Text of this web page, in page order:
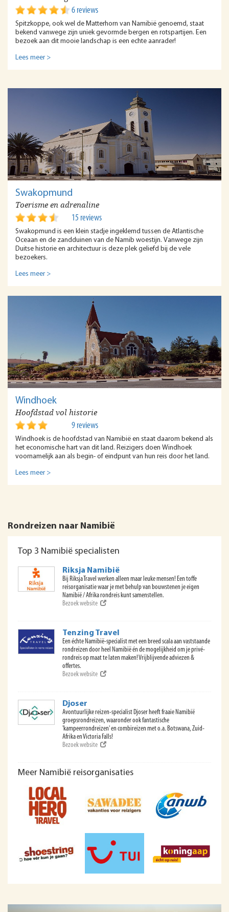
6 reviews
Spitzkoppe, ook wel de Matterhorn van Namibië genoemd, staat
bekend vanwege zijn uniek gevormde bergen en rotspartijen. Een
bezoek aan dit mooie landschap is een echte aanrader!
Lees meer >
Swakopmund
Toerisme en adrenaline
15 reviews
Swakopmund is een klein stadje ingeklemd tussen de Atlantische
Oceaan en de zandduinen van de Namib woestijn. Vanwege zijn
Duitse historie en architectuur is deze plek geliefd bij de vele
bezoekers.
Lees meer >
Windhoek
Hoofdstad vol historie
9 reviews
Windhoek is de hoofdstad van Namibië en staat daarom bekend als
het economische hart van dit land. Reizigers doen Windhoek
voornamelijk aan als begin- of eindpunt van hun reis door het land.
Lees meer >
Rondreizen naar Namibië
Top 3 Namibië specialisten
Riksja Namibië
Bij Riksja Travel werken alleen maar leuke mensen! Een toffe
reisorganisatie waar je met behulp van bouwstenen je eigen
Namibië / Afrika rondreis kunt samenstellen.
Bezoek website
Tenzing Travel
Een échte Namibië-specialist met een breed scala aan vaststaande
rondreizen door heel Namibië én de mogelijkheid om je privé-
rondreis op maat te laten maken! Vrijblijvende adviezen &
offertes.
Bezoek website
Djoser
Avontuurlijke reizen-specialist Djoser heeft fraaie Namibië
groepsrondreizen, waaronder ook fantastische
'kampeerrondreizen' en combireizen met o.a. Botswana, Zuid-
Afrika en Victoria Falls!
Bezoek website
Meer Namibië reisorganisaties